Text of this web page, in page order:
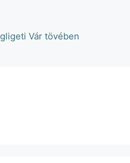
Vár tövében